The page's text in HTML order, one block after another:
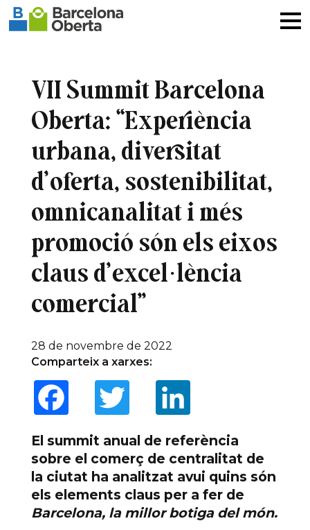
VII Summit Barcelona
Oberta: “Experiència
urbana, diversitat
d’oferta, sostenibilitat,
omnicanalitat i més
promoció són els eixos
claus d’excel·lència
comercial”
28 de novembre de 2022
Comparteix a xarxes:
Facebook
Twitter
El summit anual de referència
sobre el comerç de centralitat de
la ciutat ha analitzat avui quins són
els elements claus per a fer de
Barcelona, la millor botiga del món.